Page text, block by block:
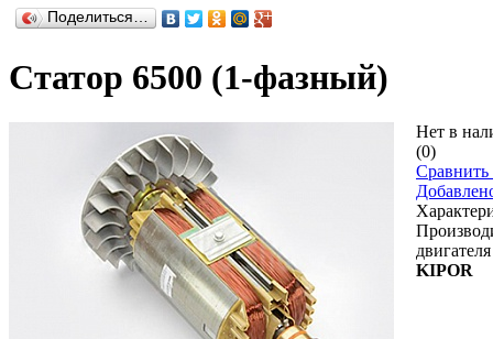
Поделиться…
Статор 6500 (1-фазный)
Нет в
(0)
Сравнить
двигателя
KIPOR